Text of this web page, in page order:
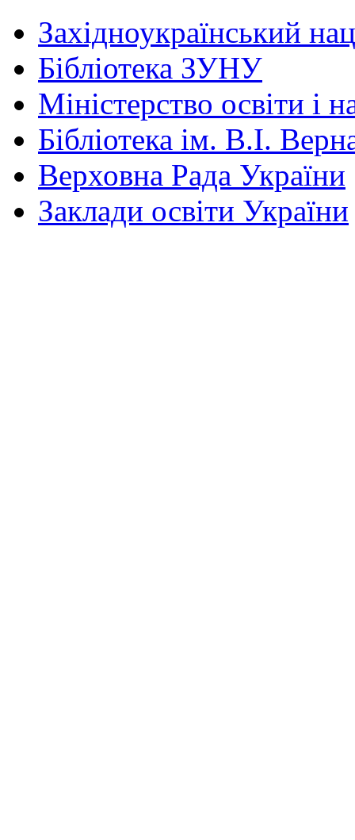
Західноукраїнський
Бібліотека ЗУНУ
Міністерство освіти і
Бібліотека ім. В.І.
Верховна Рада України
Заклади освіти України